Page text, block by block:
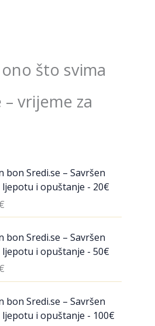
što svima
vrijeme za
bon Sredi.se – Savršen
ljepotu i opuštanje - 20€
€
bon Sredi.se – Savršen
ljepotu i opuštanje - 50€
€
bon Sredi.se – Savršen
ljepotu i opuštanje - 100€